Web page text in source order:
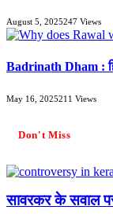
August 5, 2025247 Views
Badrinath Dham :
May 16, 2025211 Views
Don't Miss
सावरकर के सवाल